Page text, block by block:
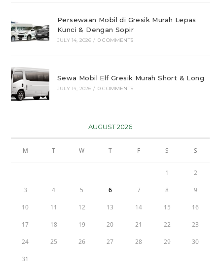
Persewaan Mobil di Gresik Murah Lepas
Kunci & Dengan Sopir
JULY 14, 2026 / 0 COMMENTS
Sewa Mobil Elf Gresik Murah Short & Long
JULY 14, 2026 / 0 COMMENTS
AUGUST 2026
M T W T F S S
1 2
3 4 5 6 7 8 9
10 11 12 13 14 15 16
17 18 19 20 21 22 23
24 25 26 27 28 29 30
31